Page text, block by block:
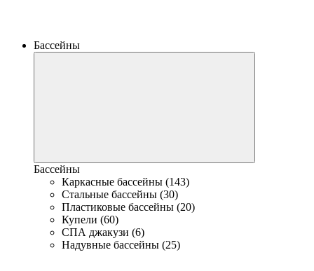
Бассейны
Бассейны
Каркасные бассейны (143)
Стальные бассейны (30)
Пластиковые бассейны (20)
Купели (60)
СПА джакузи (6)
Надувные бассейны (25)